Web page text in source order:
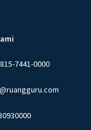
7441-0000